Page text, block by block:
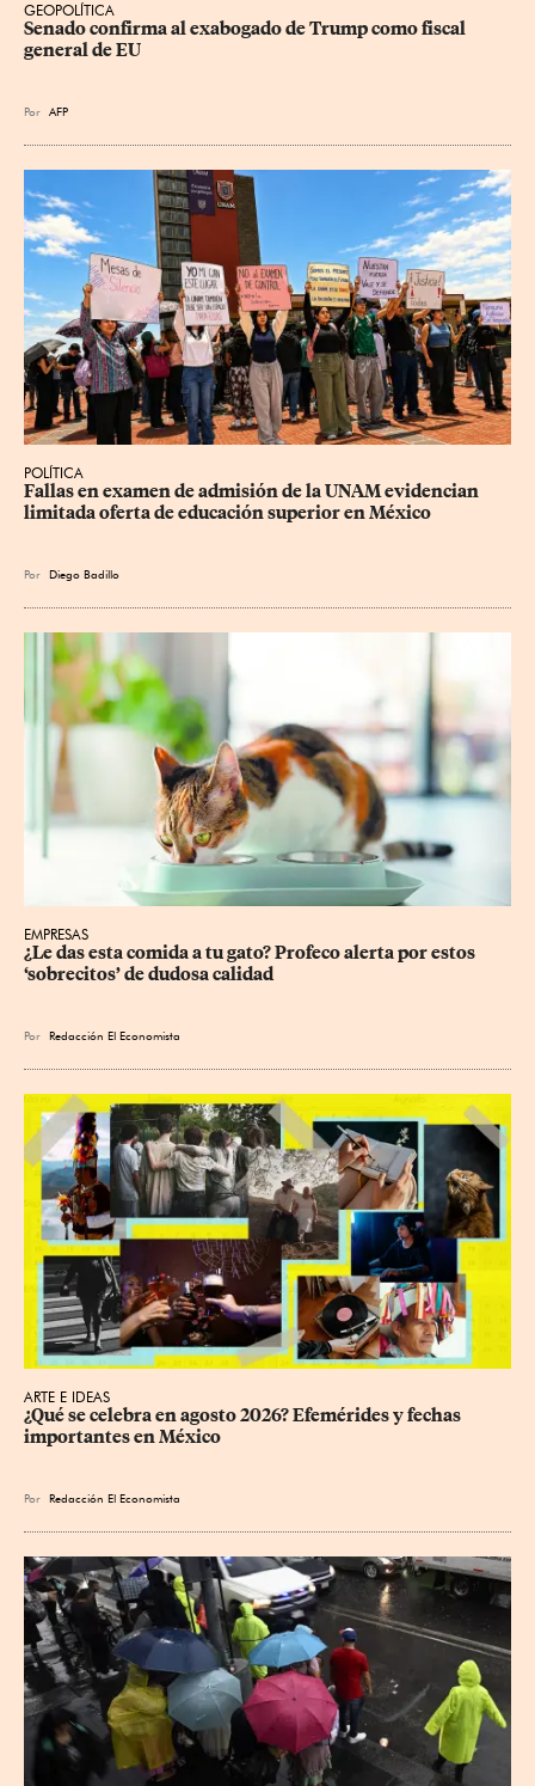
GEOPOLÍTICA
Senado confirma al exabogado de Trump como fiscal
general de EU
Por AFP
POLÍTICA
Fallas en examen de admisión de la UNAM evidencian
limitada oferta de educación superior en México
Por Diego Badillo
EMPRESAS
¿Le das esta comida a tu gato? Profeco alerta por estos
‘sobrecitos’ de dudosa calidad
Por Redacción El Economista
ARTE E IDEAS
¿Qué se celebra en agosto 2026? Efemérides y fechas
importantes en México
Por Redacción El Economista